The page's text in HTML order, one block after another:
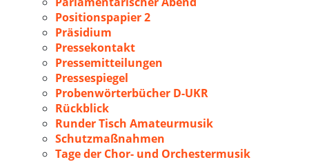
Positionspapier 2
Präsidium
Pressekontakt
Pressemitteilungen
Pressespiegel
Probenwörterbücher D-UKR
Rückblick
Runder Tisch Amateurmusik
Schutzmaßnahmen
Tage der Chor- und Orchestermusik